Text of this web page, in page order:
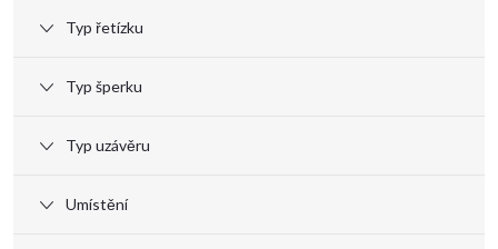
Typ řetízku
Typ šperku
Typ uzávěru
Umístění